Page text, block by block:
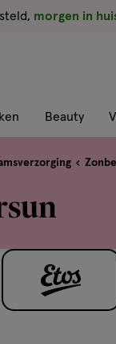
morgen in
Beauty